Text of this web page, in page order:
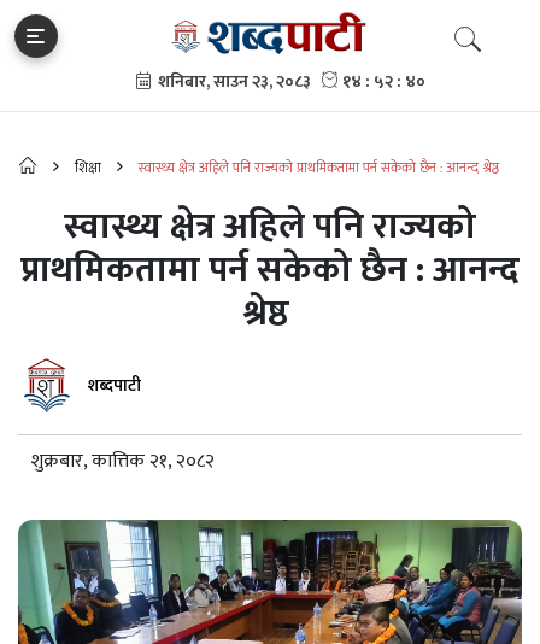
शिक्षा स्वास्थ्य क्षेत्र अहिले पनि राज्यको प्राथमिकतामा पर्न सकेको छैन : आनन्द श्रेष्ठ
स्वास्थ्य क्षेत्र अहिले पनि राज्यको
प्राथमिकतामा पर्न सकेको छैन : आनन्द
श्रेष्ठ
शब्दपाटी
शुक्रबार, कात्तिक २१, २०८२